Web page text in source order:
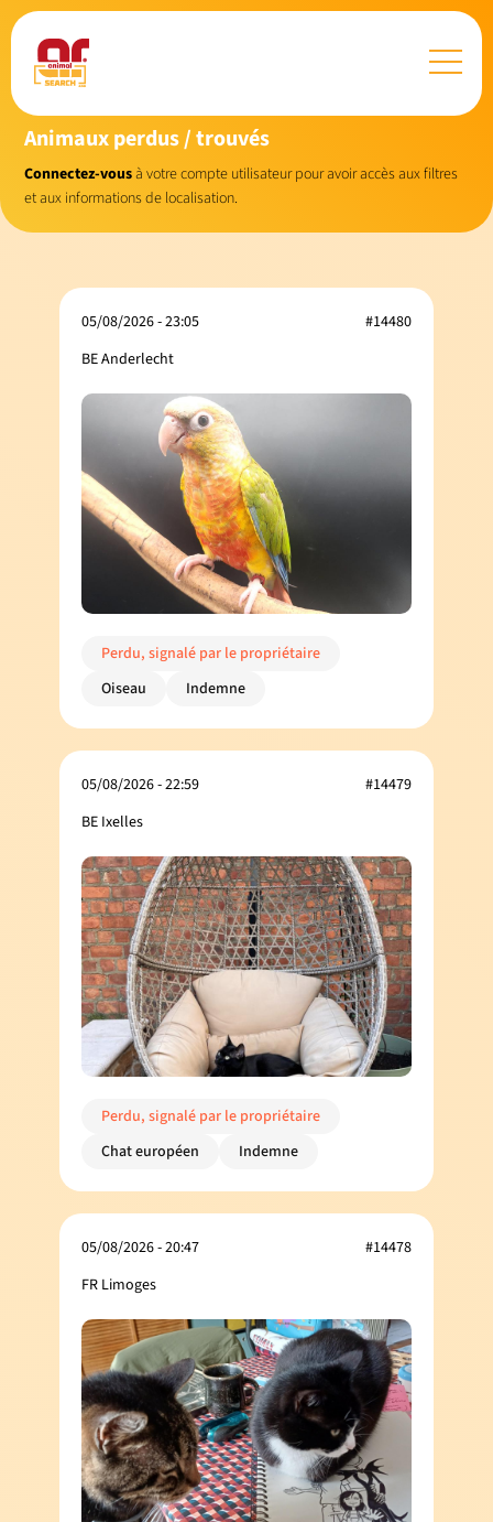
Animaux perdus / trouvés
Connectez-vousà votre compte utilisateur pour avoir accès aux filtres
et aux informations de localisation.
05/08/2026 - 23:05
BE Anderlecht
#14480
Perdu, signalé par le propriétaire
Oiseau
Indemne
05/08/2026 - 22:59
BE Ixelles
#14479
Perdu, signalé par le propriétaire
Chat européen
Indemne
05/08/2026 - 20:47
FR Limoges
#14478